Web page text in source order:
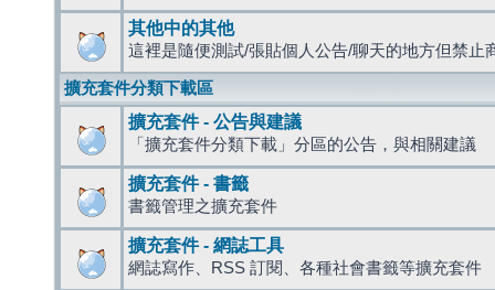
其他中的其他
這裡是隨便測試/張貼個人公告/聊天的地方但禁止
擴充套件分類下載區
擴充套件 - 公告與建議
「擴充套件分類下載」分區的公告，與相關建議
擴充套件 - 書籤
書籤管理之擴充套件
擴充套件 - 網誌工具
網誌寫作、RSS 訂閱、各種社會書籤等擴充套件